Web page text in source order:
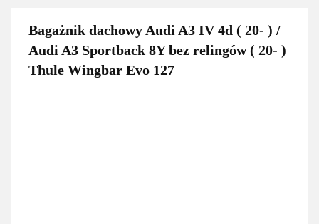
Bagażnik dachowy Audi A3 IV 4d ( 20- ) /
Audi A3 Sportback 8Y bez relingów ( 20- )
Thule Wingbar Evo 127